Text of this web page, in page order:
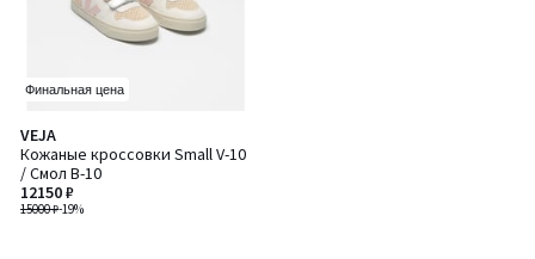
Финальная цена
VEJA
Кожаные кроссовки Small V-10
/ Смол В-10
15000 ₽-19%
12150 ₽